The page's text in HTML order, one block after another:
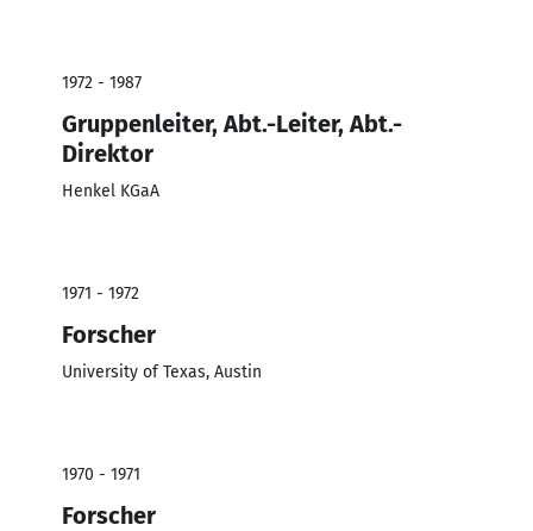
1972 - 1987
Gruppenleiter, Abt.-Leiter, Abt.-
Direktor
Henkel KGaA
1971 - 1972
Forscher
University of Texas, Austin
1970 - 1971
Forscher